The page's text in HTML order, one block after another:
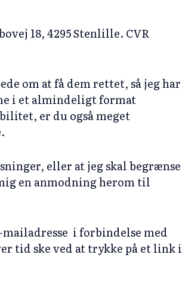
18, 4295 Stenlille. CVR
om at få dem rettet, så jeg har
i et almindeligt format
er du også meget
eller at jeg skal begrænse
en anmodning herom til
i forbindelse med
tid ske ved at trykke på et link i